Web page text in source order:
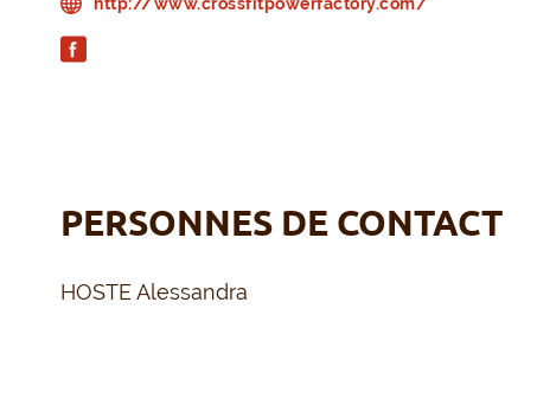
http://www.crossfitpowerfactory.com/
PERSONNES DE CONTACT
HOSTE Alessandra